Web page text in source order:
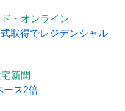
・オンライン
取得でレジデンシャル
新聞
ース2倍